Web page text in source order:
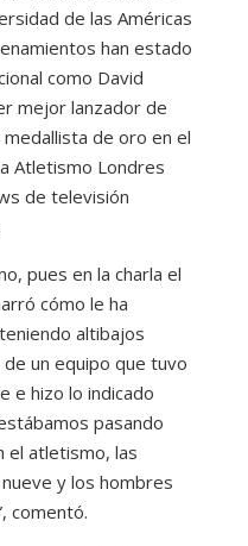
de las Américas
han estado
como David
mejor lanzador de
medallista de oro en el
Atletismo Londres
de televisión
pues en la charla el
cómo le ha
altibajos
un equipo que tuvo
e hizo lo indicado
pasando
el atletismo, las
y los hombres
comentó.